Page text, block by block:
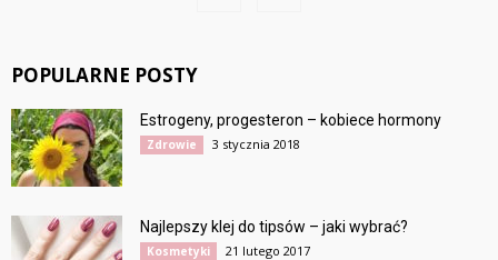
POPULARNE POSTY
Estrogeny, progesteron – kobiece hormony
Zdrowie 3 stycznia 2018
Najlepszy klej do tipsów – jaki wybrać?
Kosmetyki 21 lutego 2017